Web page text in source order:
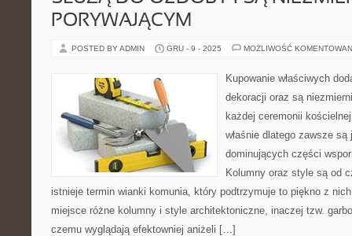
PORYWAJĄCYM
POSTED BY ADMIN GRU - 9 - 2025 MOŻLIWOŚĆ
Kupowanie właściwych
dekoracji oraz są
każdej ceremonii
właśnie dlatego zawsze są
dominujących części
Kolumny oraz style są od
istnieje termin wianki komunia, który podtrzymuje to piękno z
miejsce różne kolumny i style architektoniczne, inaczej tzw.
czemu wyglądają efektowniej aniżeli […]